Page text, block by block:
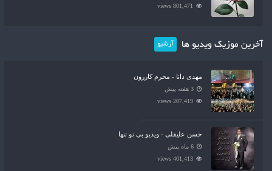
801,471 views
آخرین موزیک ویدیو ها آرشیو
مهدی دانا - محرم کازرون
3 هفته پیش
207,419 views
حسن علیقلی - ویدیو بی تو تنها
6 ماه پیش
401,413 views